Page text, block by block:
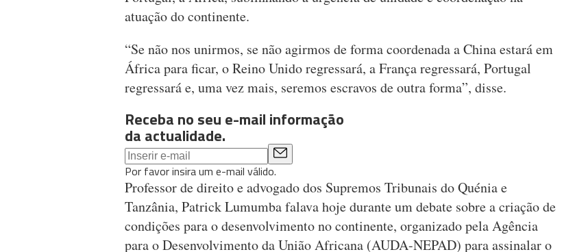
atuação do continente.
“Se não nos unirmos, se não agirmos de forma coordenada a China estará em
África para ficar, o Reino Unido regressará, a França regressará, Portugal
regressará e, uma vez mais, seremos escravos de outra forma”, disse.
Receba no seu e-mail informação
da actualidade.
Por favor insira um e-mail válido.
Professor de direito e advogado dos Supremos Tribunais do Quénia e
Tanzânia, Patrick Lumumba falava hoje durante um debate sobre a criação de
condições para o desenvolvimento no continente, organizado pela Agência
para o Desenvolvimento da União Africana (AUDA-NEPAD) para assinalar o